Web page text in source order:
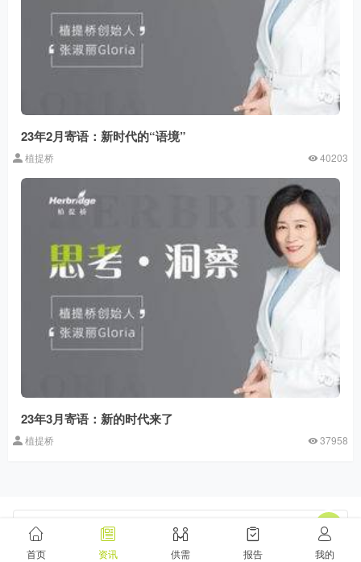
23年2月寄语：新时代的“语境”
植提桥 40203
23年3月寄语：新的时代来了
植提桥 37958
首页 资讯 供需 报告 我的
欲了解历史信息，请切换至老网站！